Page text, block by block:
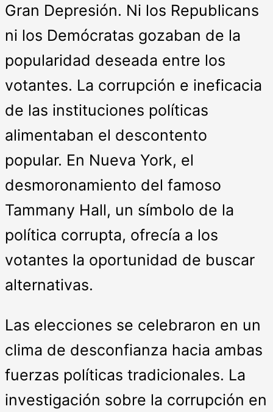
Gran Depresión. Ni los Republicans
ni los Demócratas gozaban de la
popularidad deseada entre los
votantes. La corrupción e ineficacia
de las instituciones políticas
alimentaban el descontento
popular. En Nueva York, el
desmoronamiento del famoso
Tammany Hall, un símbolo de la
política corrupta, ofrecía a los
votantes la oportunidad de buscar
alternativas.
Las elecciones se celebraron en un
clima de desconfianza hacia ambas
fuerzas políticas tradicionales. La
investigación sobre la corrupción en